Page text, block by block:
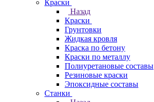
Краски
Назад
Краски
Грунтовки
Жидкая кровля
Краска по бетону
Краски по металлу
Полиуретановые составы
Резиновые краски
Эпоксидные составы
Станки